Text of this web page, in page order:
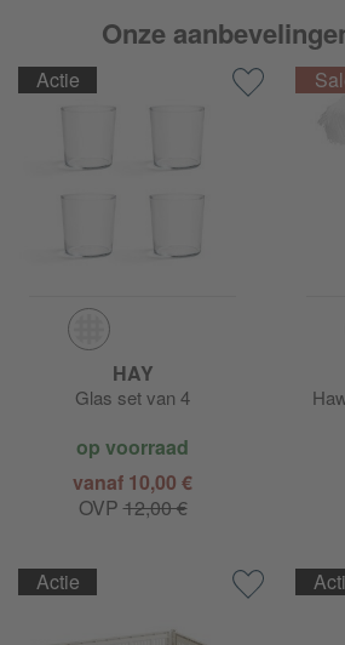
Onze
Actie
HAY
Glas set van 4
op voorraad
vanaf 10,00 €
OVP12,00 €
Actie